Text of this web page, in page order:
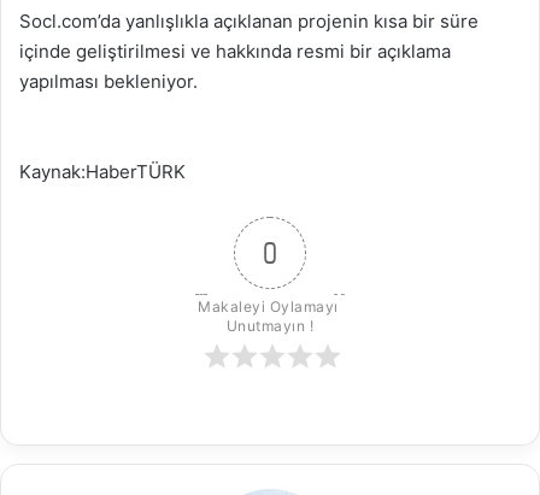
Socl.com’da yanlışlıkla açıklanan projenin kısa bir süre
içinde geliştirilmesi ve hakkında resmi bir açıklama
yapılması bekleniyor.
Kaynak:HaberTÜRK
0
Makaleyi Oylamayı
Unutmayın !